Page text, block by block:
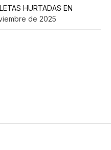
HURTADAS EN
de 2025